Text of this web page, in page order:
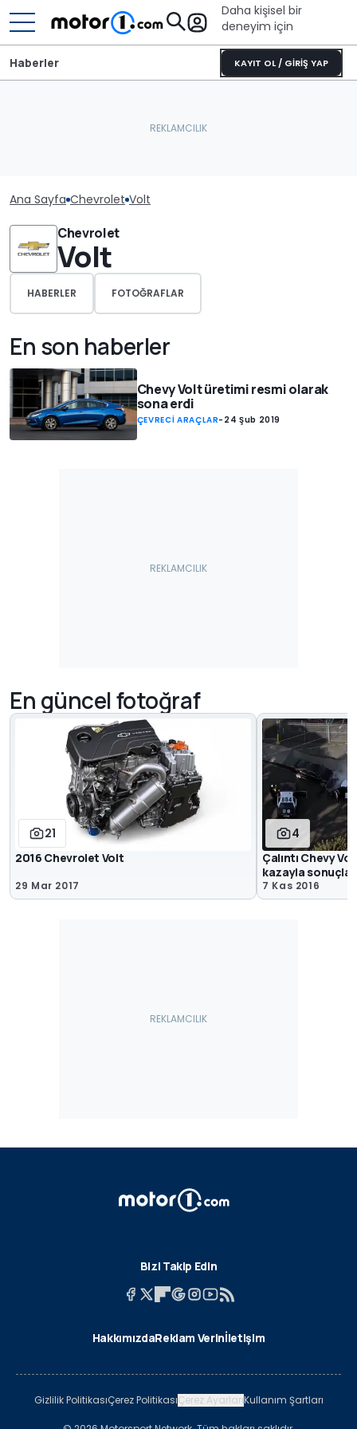
Daha kişisel bir
deneyim için
KAYIT OL / GİRİŞ YAP
Haberler
Ana Sayfa Chevrolet Volt
Chevrolet
Volt
HABERLER FOTOĞRAFLAR
En son haberler
Chevy Volt üretimi resmi olarak
sona erdi
ÇEVRECİ ARAÇLAR- 24 Şub 2019
En güncel fotoğraf
21
2016 Chevrolet Volt
29 Mar 2017
4
Çalıntı Chevy
kazayla
7 Kas 2016
Bizi Takip Edin
HakkımızdaReklam Verinİletişim
Gizlilik PolitikasıÇerez PolitikasıÇerez AyarlarıKullanım Şartları